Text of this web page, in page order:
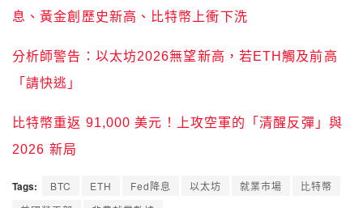
息、黃金創歷史新高、比特幣上衝下洗
分析師警告：以太坊2026無望新高，若ETH觸及前高
「請快逃」
比特幣重返 91,000 美元！上攻空軍的「清醒反彈」與
2026 新局
Tags: BTC ETH Fed降息 以太坊 就業市場
比特幣